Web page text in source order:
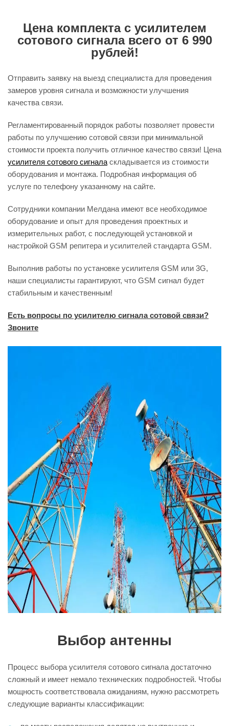
Цена комплекта с усилителем
сотового сигнала всего от 6 990
рублей!
Отправить заявку на выезд специалиста для проведения
замеров уровня сигнала и возможности улучшения
качества связи.
Регламентированный порядок работы позволяет провести
работы по улучшению сотовой связи при минимальной
стоимости проекта получить отличное качество связи! Цена
усилителя сотового сигнала складывается из стоимости
оборудования и монтажа. Подробная информация об
услуге по телефону указанному на сайте.
Сотрудники компании Мелдана имеют все необходимое
оборудование и опыт для проведения проектных и
измерительных работ, с последующей установкой и
настройкой GSM репитера и усилителей стандарта GSM.
Выполнив работы по установке усилителя GSM или 3G,
наши специалисты гарантируют, что GSM сигнал будет
стабильным и качественным!
Есть вопросы по усилителю сигнала сотовой связи?
Звоните
Выбор антенны
Процесс выбора усилителя сотового сигнала достаточно
сложный и имеет немало технических подробностей. Чтобы
мощность соответствовала ожиданиям, нужно рассмотреть
следующие варианты классификации: